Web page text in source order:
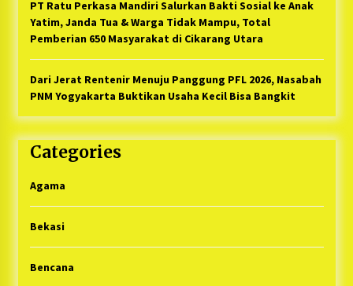
PT Ratu Perkasa Mandiri Salurkan Bakti Sosial ke Anak
Yatim, Janda Tua & Warga Tidak Mampu, Total
Pemberian 650 Masyarakat di Cikarang Utara
Dari Jerat Rentenir Menuju Panggung PFL 2026, Nasabah
PNM Yogyakarta Buktikan Usaha Kecil Bisa Bangkit
Categories
Agama
Bekasi
Bencana